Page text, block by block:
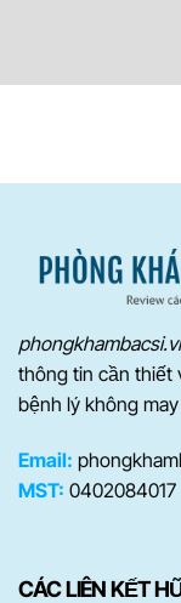
thông tin cần thiết
bệnh lý không
Email:
MST: 0402084017
CÁC LIÊN KẾT